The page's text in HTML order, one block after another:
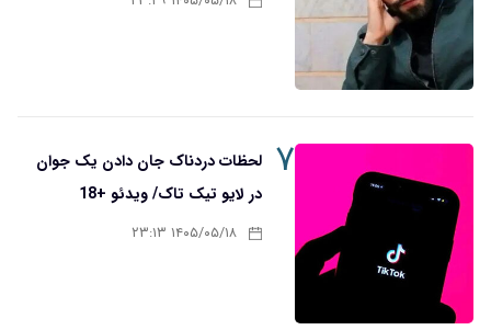
۷ لحظات دردناک جان دادن یک جوان
در لایو تیک تاک/ ویدئو +18
۱۴۰۵/۰۵/۱۸ ۲۳:۱۳